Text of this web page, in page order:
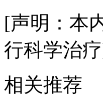
[声明：本
行科学治
相关推荐